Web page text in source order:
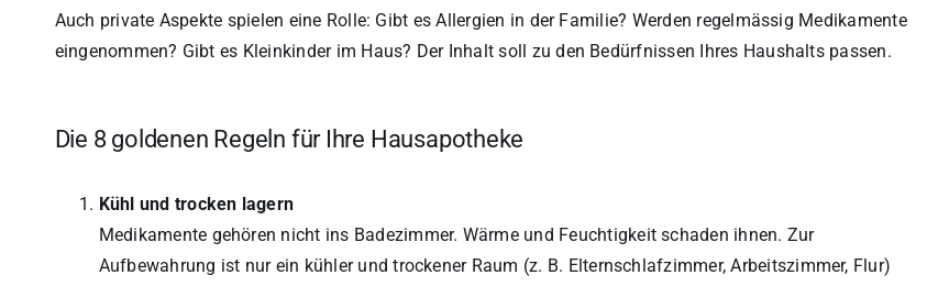
Auch private Aspekte spielen eine Rolle: Gibt es Allergien in der Familie? Werden regelmässig Medikamente
eingenommen? Gibt es Kleinkinder im Haus? Der Inhalt soll zu den Bedürfnissen Ihres Haushalts passen.
Die 8 goldenen Regeln für Ihre Hausapotheke
Kühl und trocken lagern
Medikamente gehören nicht ins Badezimmer. Wärme und Feuchtigkeit schaden ihnen. Zur
Aufbewahrung ist nur ein kühler und trockener Raum (z. B. Elternschlafzimmer, Arbeitszimmer, Flur)